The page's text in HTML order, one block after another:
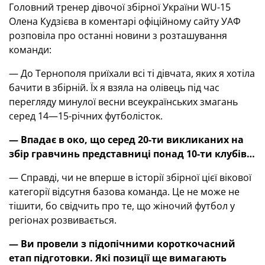
Головний тренер дівочої збірної України WU-15
Олена Кудзієва в коментарі офіційному сайту УАФ
розповіла про останні новини з розташування
команди:
— До Тернополя приїхали всі ті дівчата, яких я хотіла
бачити в збірній. Їх я взяла на олівець під час
перегляду минулої весни всеукраїнських змагань
серед 14—15-річних футболісток.
— Впадає в око, що серед 20-ти викликаних на
збір гравчинь представниці понад 10-ти клубів…
— Справді, чи не вперше в історії збірної цієї вікової
категорії відсутня базова команда. Це не може не
тішити, бо свідчить про те, що жіночий футбол у
регіонах розвивається.
— Ви провели з підопічними короткочасний
етап підготовки. Які позиції ще вимагають